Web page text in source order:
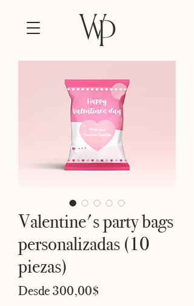
Valentine's party bags
personalizadas (10
piezas)
Desde300,00$